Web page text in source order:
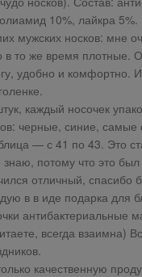
10%, лайкра 5%.
мужских носков: мне
в то же время плотные.
удобно и комфортно.
каждый носочек
черные, синие, самые
— с 41 по 43. Это
потому что это был
отличный,
в в иде подарка для
антибактериальные
всегда взаимна)
качественную